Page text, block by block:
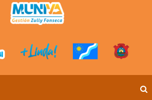
Ascasubi